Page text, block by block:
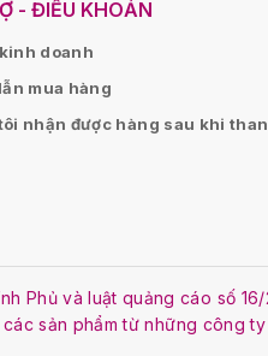
- ĐIỀU KHOẢN
doanh
mua hàng
nhận được hàng sau khi
Phủ và luật quảng cáo số
sản phẩm từ những công